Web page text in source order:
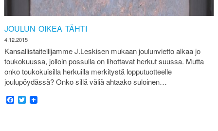
JOULUN OIKEA TÄHTI
4.12.2015
Kansallistaiteilijamme J.Leskisen mukaan joulunvietto alkaa jo
toukokuussa, jolloin possulla on lihottavat herkut suussa. Mutta
onko toukokuisilla herkuilla merkitystä lopputuotteelle
joulupöydässä? Onko sillä väliä ahtaako suloinen…
Facebook
Twitter